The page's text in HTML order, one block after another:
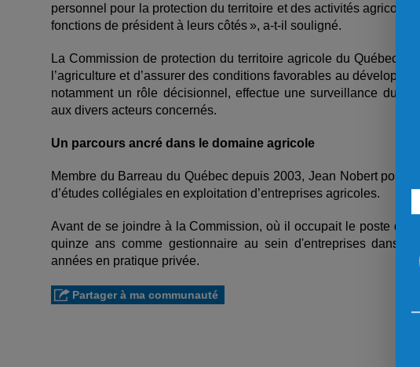
personnel pour la protection du territoire et des activités
fonctions de président à leurs côtés », a-t-il souligné.
La Commission de protection du territoire agricole du Québec a
l’agriculture et d’assurer des conditions favorables au
notamment un rôle décisionnel, effectue une surveillance du
aux divers acteurs concernés.
Un parcours ancré dans le domaine agricole
Membre du Barreau du Québec depuis 2003, Jean Nobert
d’études collégiales en exploitation d’entreprises agricoles.
Avant de se joindre à la Commission, où il occupait le poste de
quinze ans comme gestionnaire au sein d'entreprises dans
années en pratique privée.
Partager à ma communauté